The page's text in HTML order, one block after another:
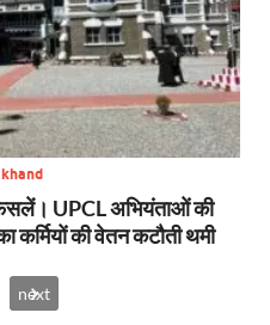
फैसलें। UPCL अभियंताओं की
कर्मियों की वेतन कटौती थमी
next